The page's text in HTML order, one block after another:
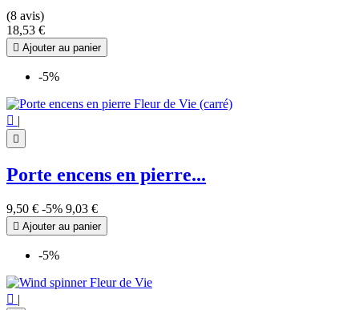
(8 avis)
18,53 €
 Ajouter au panier
-5%
 |

Porte encens en pierre...
9,50 € -5% 9,03 €
 Ajouter au panier
-5%
 |